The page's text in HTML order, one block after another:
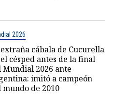
2026
cábala de Cucurella
césped antes de la final
Mundial 2026 ante
imitó a campeón
mundo de 2010